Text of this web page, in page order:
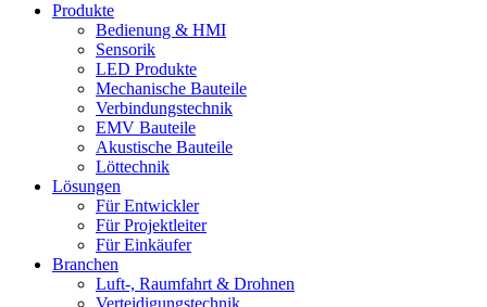
Produkte
Bedienung & HMI
Sensorik
LED Produkte
Mechanische Bauteile
Verbindungstechnik
EMV Bauteile
Akustische Bauteile
Löttechnik
Lösungen
Für Entwickler
Für Projektleiter
Für Einkäufer
Branchen
Luft-, Raumfahrt & Drohnen
Verteidigungstechnik